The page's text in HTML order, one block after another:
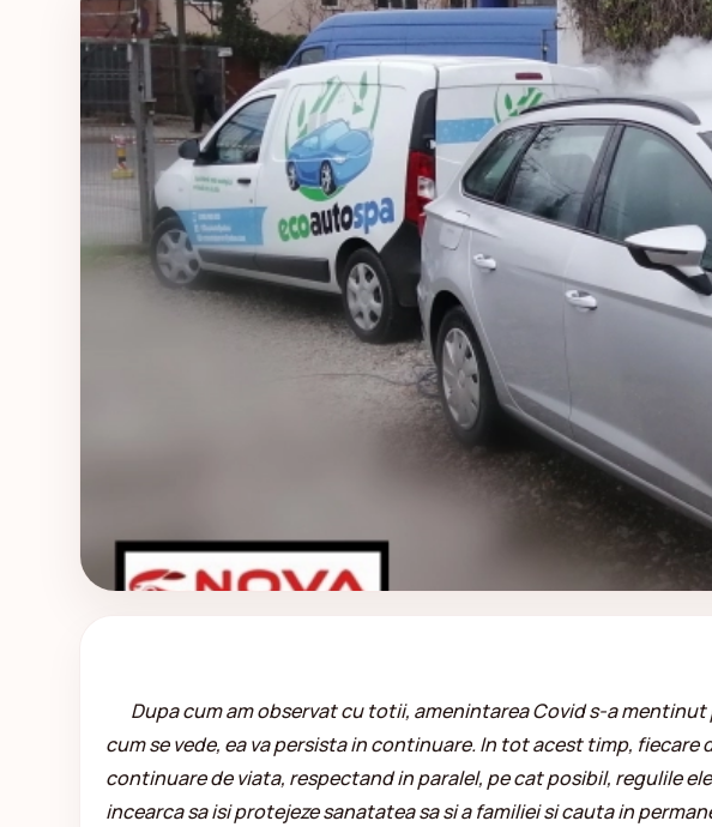
Dupa cum am observat cu totii, amenintarea Covid s-a mentinut
cum se vede, ea va persista in continuare. In tot acest timp, fiecare
continuare de viata, respectand in paralel, pe cat posibil, regulile
incearca sa isi protejeze sanatatea sa si a familiei si cauta in